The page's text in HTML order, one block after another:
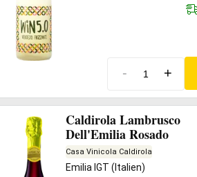
- +
Caldirola Lambrusco
Dell'Emilia Rosado
Casa Vinicola Caldirola
Emilia IGT (Italien)